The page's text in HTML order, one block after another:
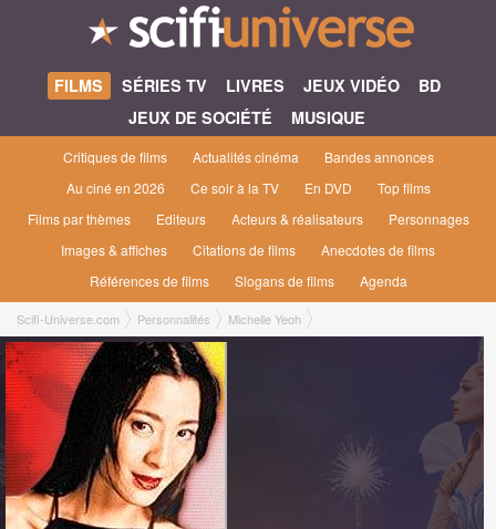
FILMS SÉRIES TV LIVRES JEUX VIDÉO
BD
JEUX DE SOCIÉTÉ
MUSIQUE
Critiques de films Actualités cinéma
Bandes annonces
Au ciné en 2026
Ce soir à la TV En DVD
Top films
Films par thèmes
Editeurs Acteurs & réalisateurs
Personnages
Images & affiches
Citations de films
Anecdotes de films
Références de films
Slogans de films Agenda
Scifi-Universe.com Personnalités Michelle Yeoh